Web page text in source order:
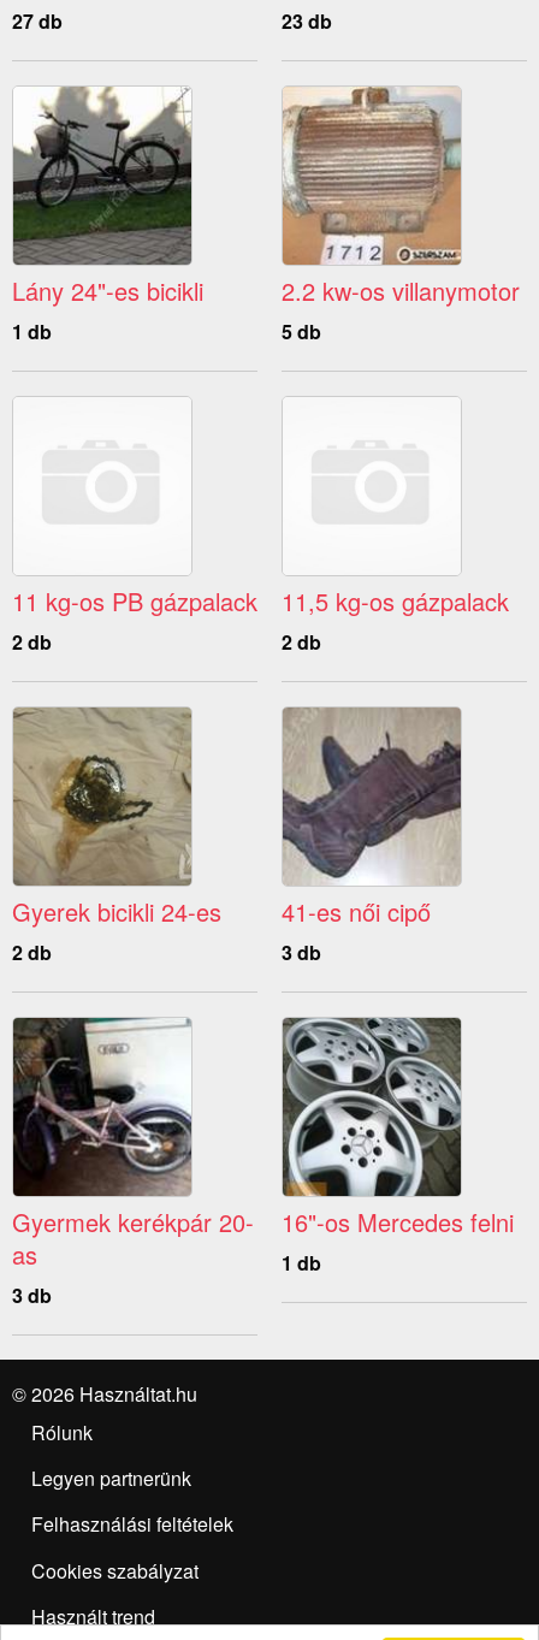
27 db 23 db
Lány 24"-es bicikli
1 db
2.2 kw-os villanymotor
5 db
11 kg-os PB gázpalack
2 db
11,5 kg-os gázpalack
2 db
Gyerek bicikli 24-es
2 db
41-es női cipő
3 db
Gyermek kerékpár 20-
as
3 db
16"-os Mercedes felni
1 db
© 2026 Használtat.hu
Rólunk
Legyen partnerünk
Felhasználási feltételek
Cookies szabályzat
Használt trend